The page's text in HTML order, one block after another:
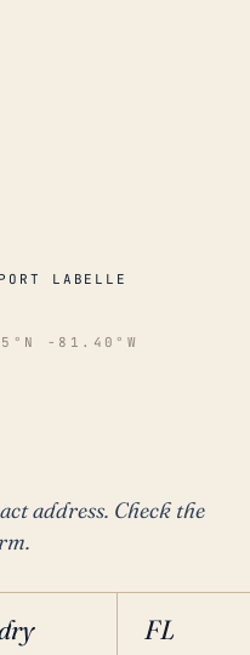
PORT LABELLE
-81.40°W
address. Check the
FL